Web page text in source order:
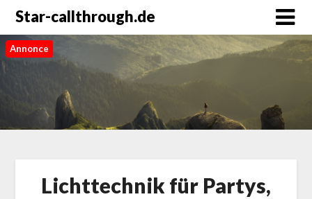
Star-callthrough.de
Annonce
Lichttechnik für Partys,